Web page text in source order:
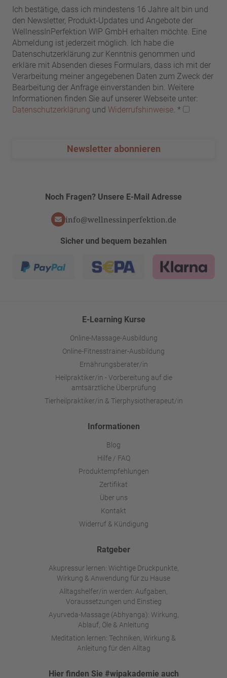
Ich bestätige, dass ich mindestens 16 Jahre alt bin und
den Newsletter, Produkt-Updates und Angebote der
WellnessInPerfektion WIP GmbH erhalten möchte. Eine
Abmeldung ist jederzeit möglich. Ich habe die
Datenschutzerklärung zur Kenntnis genommen und
erkläre mit Absenden dieses Formulars, dass ich mit der
Verarbeitung meiner angegebenen Daten zum Zweck der
Bearbeitung der Anfrage einverstanden bin. Weitere
Informationen finden Sie auf unserer Webseite unter:
Datenschutzerklärung und Widerrufshinweise. *
Newsletter abonnieren
Sicher und bequem bezahlen
Noch Fragen? Unsere E-Mail Adresse
info@wellnessinperfektion.de
E-Learning Kurse
Online-Massage-Ausbildung
Online-Fitnesstrainer-Ausbildung
Ernährungsberater/in
Heilpraktiker/in - Vorbereitung auf die
amtsärztliche Überprüfung
Tierheilpraktiker/in & Tierphysiotherapeut/in
Informationen
Blog
Hilfe / FAQ
Produktempfehlungen
Zertifikat
Über uns
Kontakt
Widerruf & Kündigung
Ratgeber
Akupressur lernen: Wichtige Druckpunkte,
Wirkung & Anwendung für zu Hause
Alltagshelfer/in werden: Aufgaben,
Voraussetzungen und Einstieg
Ayurveda-Massage (Abhyanga): Wirkung,
Ablauf, Öle & Anleitung
Meditation lernen: Techniken, Wirkung &
Anleitung für den Alltag
Hier finden Sie #wipakademie auch